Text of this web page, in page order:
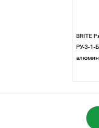
BRITE
РУ-3-1-